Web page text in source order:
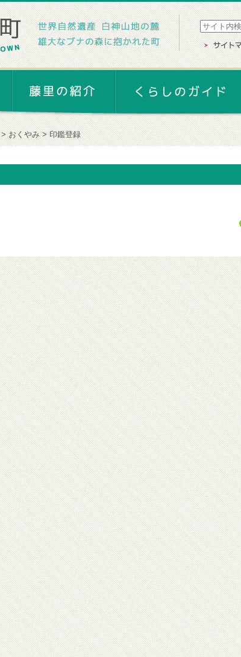
おくやみ 印鑑登録